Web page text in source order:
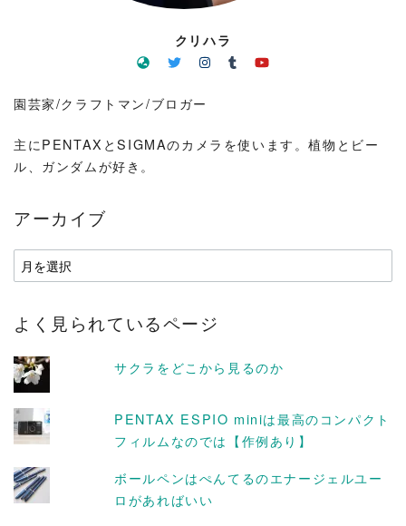
クリハラ
園芸家/クラフトマン/ブロガー
主にPENTAXとSIGMAのカメラを使います。植物とビー
ル、ガンダムが好き。
アーカイブ
ア
ー
イ
よく見られているページ
サクラをどこから見るのか
PENTAX ESPIO miniは最高のコンパクト
フィルムなのでは【作例あり】
ボールペンはぺんてるのエナージェルユー
ロがあればいい